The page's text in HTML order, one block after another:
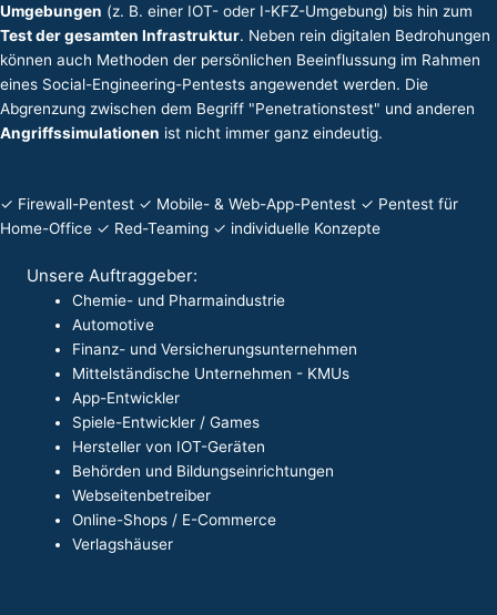
Umgebungen (z. B. einer IOT- oder I-KFZ-Umgebung) bis hin zum
Test der gesamten Infrastruktur. Neben rein digitalen Bedrohungen
können auch Methoden der persönlichen Beeinflussung im Rahmen
eines Social-Engineering-Pentests angewendet werden. Die
Abgrenzung zwischen dem Begriff "Penetrationstest" und anderen
Angriffssimulationen ist nicht immer ganz eindeutig.
✓ Firewall-Pentest ✓ Mobile- & Web-App-Pentest ✓ Pentest für
Home-Office ✓ Red-Teaming ✓ individuelle Konzepte
Unsere Auftraggeber:
Chemie- und Pharmaindustrie
Automotive
Finanz- und Versicherungsunternehmen
Mittelständische Unternehmen - KMUs
App-Entwickler
Spiele-Entwickler / Games
Hersteller von IOT-Geräten
Behörden und Bildungseinrichtungen
Webseitenbetreiber
Online-Shops / E-Commerce
Verlagshäuser